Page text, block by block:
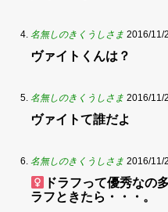
名無しのきくうしさま 2016/11/
ヴァイトくんは？
名無しのきくうしさま 2016/11/
ヴァイトて誰だよ
名無しのきくうしさま 2016/11/
ドラフって優秀なの
ラフときたら・・・。